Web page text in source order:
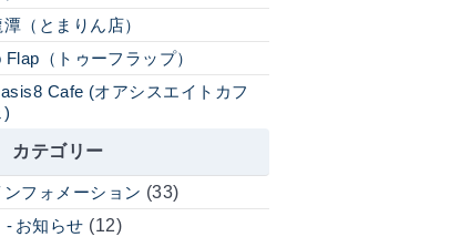
（とまりん店）
Flap（トゥーフラップ）
Cafe (オアシスエイトカフ
)
カテゴリー
ンフォメーション (33)
お知らせ (12)